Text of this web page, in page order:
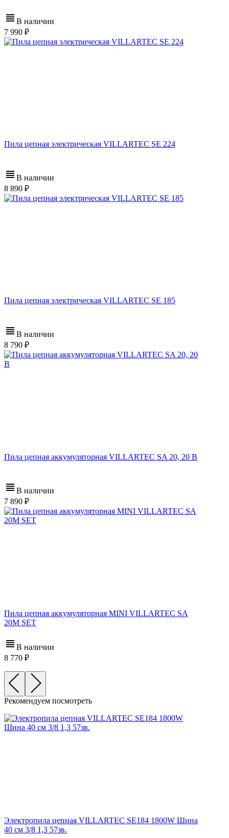
В наличии
7 990
Пила цепная электрическая VILLARTEC SE 224
В наличии
8 890
Пила цепная электрическая VILLARTEC SE 185
В наличии
8 790
Пила цепная аккумуляторная VILLARTEC SA 20, 20 В
В наличии
7 890
Пила цепная аккумуляторная MINI VILLARTEC SA
20M SET
В наличии
8 770
Рекомендуем посмотреть
Электропила цепная VILLARTEC SE184 1800W Шина
40 см 3/8 1,3 57зв.